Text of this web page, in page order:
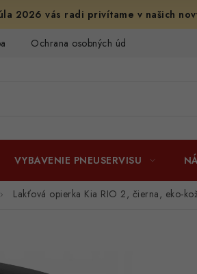
2026 vás radi privítame v našich
Ochrana osobných údajov
VYBAVENIE PNEUSERVISU
Lakťová opierka Kia RIO 2, čierna, eko-